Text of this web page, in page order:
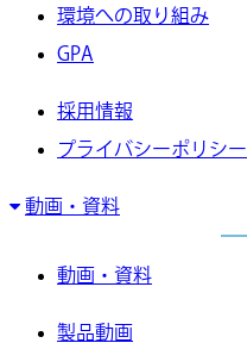
環境への取り組み
GPA
採用情報
プライバシーポリシー
動画・資料
動画・資料
製品動画